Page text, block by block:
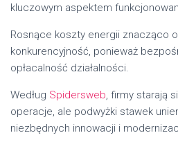
kluczowym aspektem
Rosnące koszty energii znacząco
konkurencyjność, ponieważ
opłacalność działalności.
Według Spidersweb, firmy starają
operacje, ale podwyżki stawek
niezbędnych innowacji i